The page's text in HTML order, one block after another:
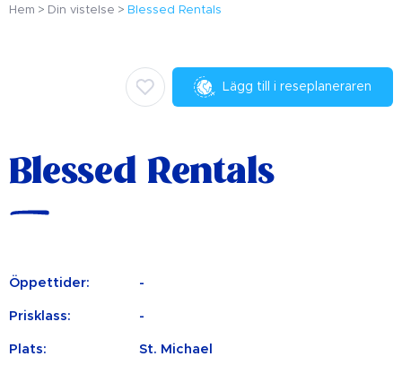
Hem Din vistelse Blessed Rentals
Lägg till i reseplaneraren
Blessed Rentals
Öppettider: -
Prisklass: -
Plats: St. Michael